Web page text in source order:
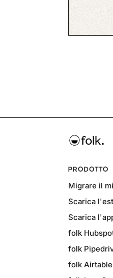
PRODOTTO
Migrare il
Scarica
Scarica
folk
folk
folk Airtable